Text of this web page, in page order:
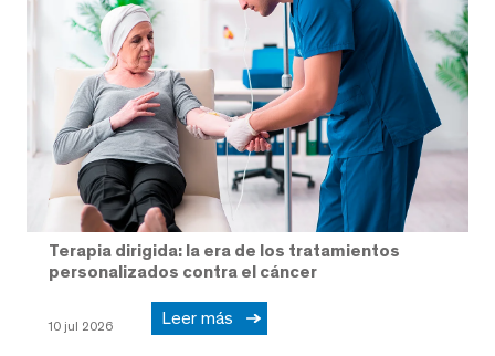
Terapia dirigida: la era de los tratamientos
personalizados contra el cáncer
10 jul 2026 Leer más